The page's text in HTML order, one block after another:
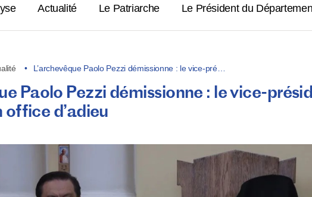
Actualité Le Patriarche Le Président du
L’archevêque Paolo Pezzi démissionne : le vice-pré…
Paolo Pezzi démissionne : le vice-
office d’adieu